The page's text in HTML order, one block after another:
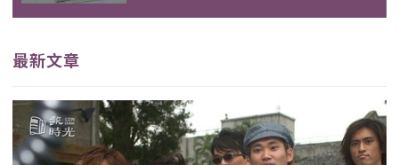
最新文章